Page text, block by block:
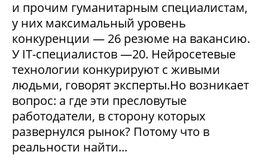
и прочим гуманитарным специалистам,
у них максимальный уровень
конкуренции — 26 резюме на вакансию.
У IT-специалистов —20. Нейросетевые
технологии конкурируют с живыми
людьми, говорят эксперты.Но возникает
вопрос: а где эти пресловутые
работодатели, в сторону которых
развернулся рынок? Потому что в
реальности найти...